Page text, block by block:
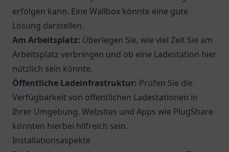
erfolgen kann. Eine Wallbox könnte eine gute
Lösung darstellen.
Am Arbeitsplatz: Überlegen Sie, wie viel Zeit Sie am
Arbeitsplatz verbringen und ob eine Ladestation hier
nützlich sein könnte.
Öffentliche Ladeinfrastruktur: Prüfen Sie die
Verfügbarkeit von öffentlichen Ladestationen in
Ihrer Umgebung. Websites und Apps wie PlugShare
könnten hierbei hilfreich sein.
Installationsaspekte